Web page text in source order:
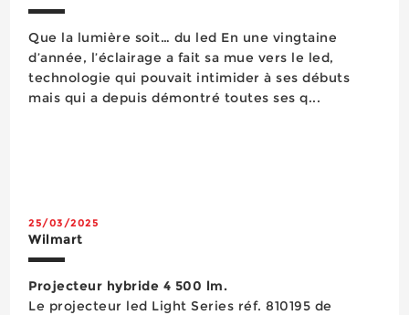
Que la lumière soit… du led En une vingtaine
d’année, l’éclairage a fait sa mue vers le led,
technologie qui pouvait intimider à ses débuts
mais qui a depuis démontré toutes ses q...
25/03/2025
Wilmart
Projecteur hybride 4 500 lm.
Le projecteur led Light Series réf. 810195 de